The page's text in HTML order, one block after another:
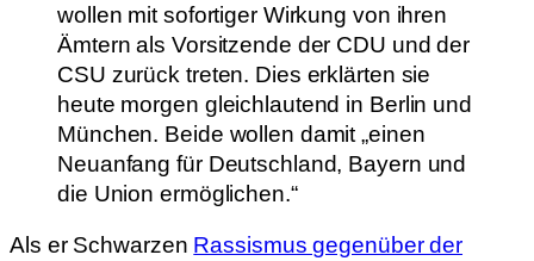
wollen mit sofortiger Wirkung von ihren
Ämtern als Vorsitzende der CDU und der
CSU zurück treten. Dies erklärten sie
heute morgen gleichlautend in Berlin und
München. Beide wollen damit „einen
Neuanfang für Deutschland, Bayern und
die Union ermöglichen.“
Als er Schwarzen Rassismus gegenüber der